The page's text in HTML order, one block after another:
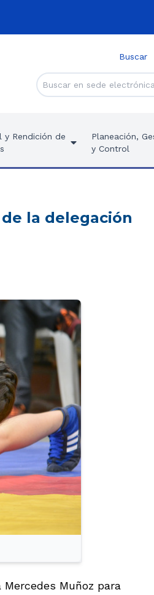
Buscar
y Rendición de
Planeación,
y Control
la delegación
Muñoz para